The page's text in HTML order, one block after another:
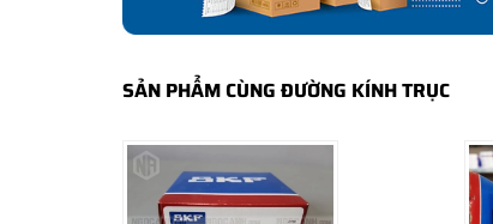
SẢN PHẨM CÙNG ĐƯỜNG KÍNH TRỤC